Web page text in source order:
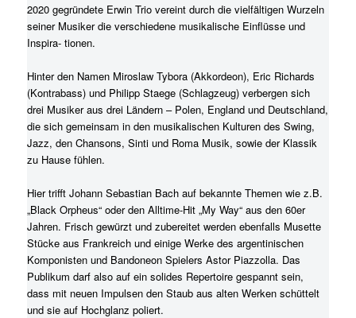
2020 gegründete Erwin Trio vereint durch die vielfältigen Wurzeln
seiner Musiker die verschiedene musikalische Einflüsse und
Inspira- tionen.
Hinter den Namen Miroslaw Tybora (Akkordeon), Eric Richards
(Kontrabass) und Philipp Staege (Schlagzeug) verbergen sich
drei Musiker aus drei Ländern – Polen, England und Deutschland,
die sich gemeinsam in den musikalischen Kulturen des Swing,
Jazz, den Chansons, Sinti und Roma Musik, sowie der Klassik
zu Hause fühlen.
Hier trifft Johann Sebastian Bach auf bekannte Themen wie z.B.
„Black Orpheus“ oder den Alltime-Hit „My Way“ aus den 60er
Jahren. Frisch gewürzt und zubereitet werden ebenfalls Musette
Stücke aus Frankreich und einige Werke des argentinischen
Komponisten und Bandoneon Spielers Astor Piazzolla. Das
Publikum darf also auf ein solides Repertoire gespannt sein,
dass mit neuen Impulsen den Staub aus alten Werken schüttelt
und sie auf Hochglanz poliert.